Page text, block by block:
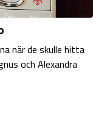
när de skulle hitta
och Alexandra